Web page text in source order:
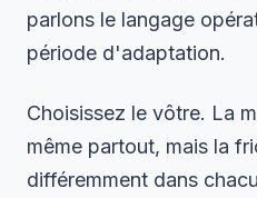
parlons le langage
période d'adaptation.
Choisissez le vôtre. La
même partout, mais la
différemment dans